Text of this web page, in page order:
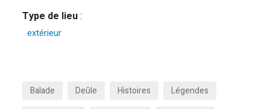
Type de lieu:
extérieur
Balade Deûle Histoires
Légendes